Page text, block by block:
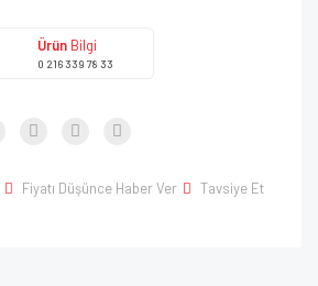
Ürün Bilgi
0 216 339 78 33
Fiyatı Düşünce Haber Ver Tavsiye Et